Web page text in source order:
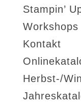
Stampin’
Workshops
Kontakt
Herbst-/